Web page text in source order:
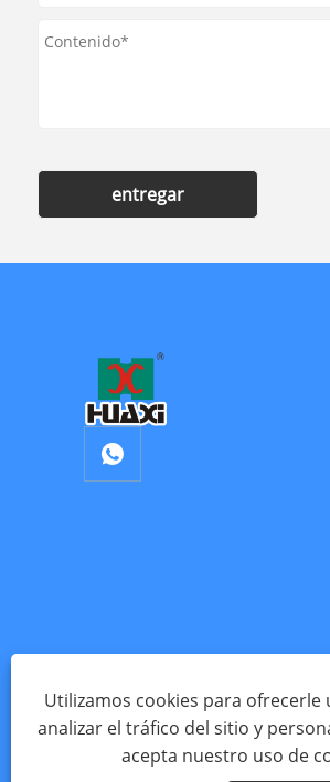
entregar
Utilizamos cookies para
analizar el tráfico del sitio y
acepta nuestro uso de